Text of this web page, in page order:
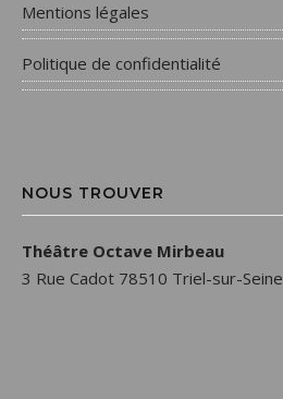
Mentions légales
Politique de confidentialité
NOUS TROUVER
Théâtre Octave Mirbeau
3 Rue Cadot 78510 Triel-sur-Seine